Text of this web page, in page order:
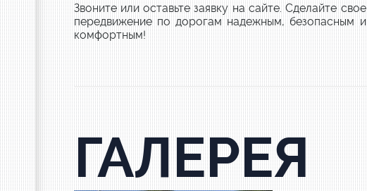
Звоните или оставьте заявку на сайте. Сделайте свое
передвижение по дорогам надежным, безопасным и
комфортным!
ГАЛЕРЕЯ